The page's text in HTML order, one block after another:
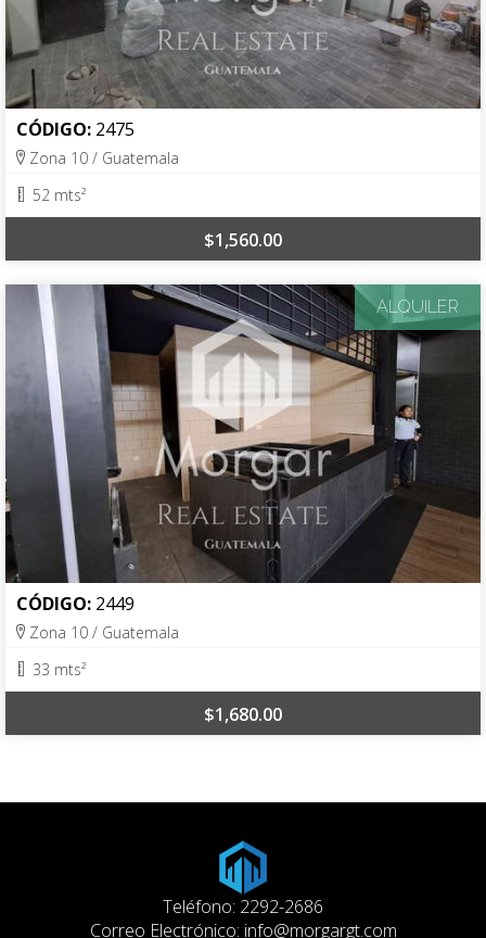
CÓDIGO: 2475
Zona 10 / Guatemala
52 mts²
$1,560.00
CÓDIGO: 2449
Zona 10 / Guatemala
33 mts²
$1,680.00
ALQUILER
Teléfono: 2292-2686
Correo Electrónico: info@morgargt.com